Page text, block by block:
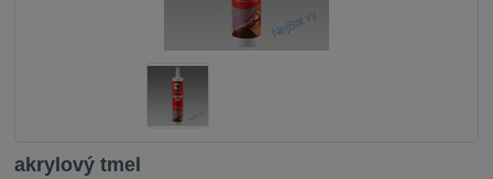
akrylový tmel